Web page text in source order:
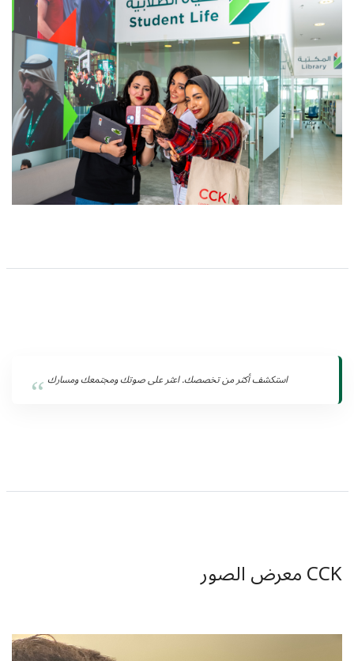
استكشف أكثر من تخصصك. اعثر على صوتك ومجتمعك ومسارك
CCK معرض الصور